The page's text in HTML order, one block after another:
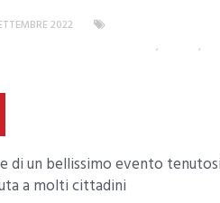
2022
, ,
di un bellissimo evento
a molti cittadini